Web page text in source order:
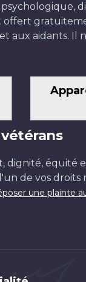
offert
aux aidants. Il
dignité, équité
de vos
une plainte